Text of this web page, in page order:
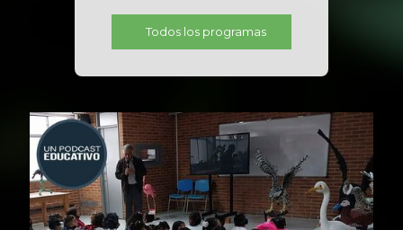
Todos los programas